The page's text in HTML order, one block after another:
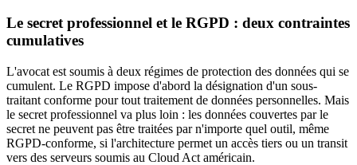
Le secret professionnel et le RGPD : deux contraintes
cumulatives
L'avocat est soumis à deux régimes de protection des données qui se
cumulent. Le RGPD impose d'abord la désignation d'un sous-
traitant conforme pour tout traitement de données personnelles. Mais
le secret professionnel va plus loin : les données couvertes par le
secret ne peuvent pas être traitées par n'importe quel outil, même
RGPD-conforme, si l'architecture permet un accès tiers ou un transit
vers des serveurs soumis au Cloud Act américain.